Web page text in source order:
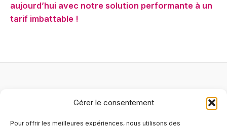
Gérer le consentement
Pour offrir les meilleures expériences, nous utilisons des
aujourd’hui avec notre solution performante à un
tarif imbattable !
Matériel
Services